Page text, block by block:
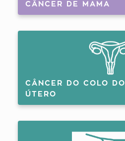
CÂNCER DE MAMA
CÂNCER DO COLO DO
ÚTERO